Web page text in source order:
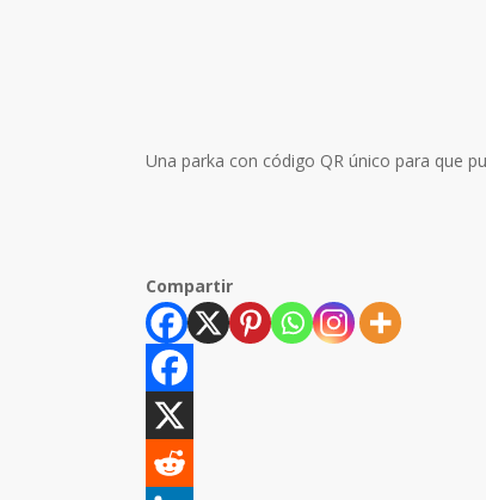
Una parka con código QR único para que
Compartir